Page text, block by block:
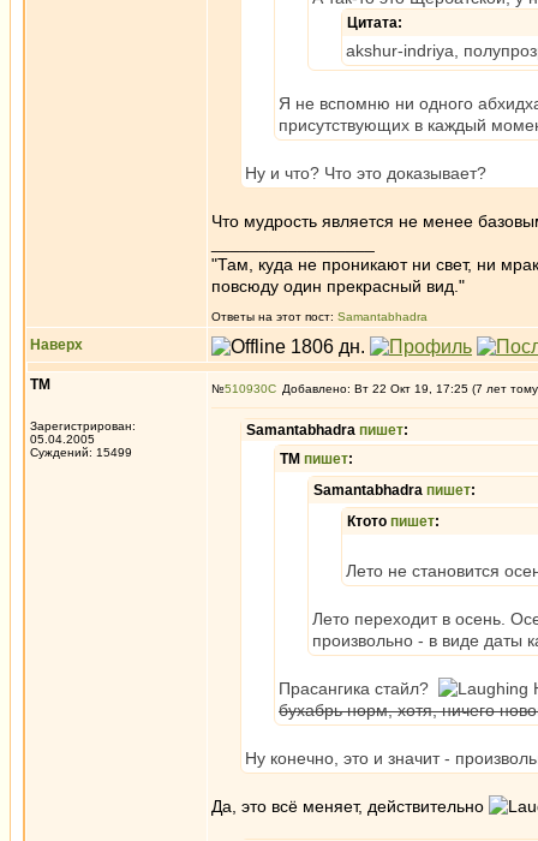
Цитата:
akshur-indriya,
Я не вспомню ни одного
присутствующих в каждый
Ну и что? Что это доказывает?
Что мудрость является не менее
"Там, куда не проникают ни свет, ни
повсюду один прекрасный вид."
Ответы на этот пост: Samantabhadra
Наверх
ТМ
Зарегистрирован:
05.04.2005
Суждений: 15499
№510930 Добавлено: Вт 22 Окт 19, 17:25 (7 лет
Samantabhadra пишет:
ТМ пишет:
Samantabhadra пишет:
Ктото пишет:
Лето не становится
Лето переходит в осень.
произвольно - в виде даты
Прасангика стайл?
бухабрь норм, хотя, ничего
Ну конечно, это и значит -
Да, это всё меняет, действительно